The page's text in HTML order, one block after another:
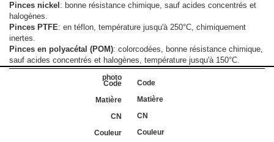
Pinces nickel : bonne résistance chimique, sauf acides concentrés et
halogènes.
Pinces PTFE: en téflon, température jusqu'à 250°C, chimiquement
inertes.
Pinces en polyacétal (POM): colorcodées, bonne résistance chimique,
sauf acides concentrés et halogènes, température jusqu'à 150°C.
Code
Matière
CN
Couleur